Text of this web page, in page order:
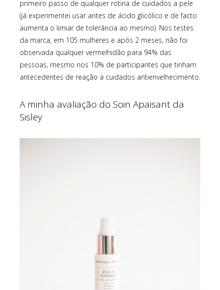
primeiro passo de qualquer rotina de cuidados a pele
(já experimentei usar antes de ácido glicólico e de facto
aumenta o limiar de tolerância ao mesmo). Nos testes
da marca, em 105 mulheres e após 2 meses, não foi
observada qualquer vermelhidão para 94% das
pessoas, mesmo nos 10% de participantes que tinham
antecedentes de reação a cuidados antienvelhecimento.
A minha avaliação do Soin Apaisant da
Sisley